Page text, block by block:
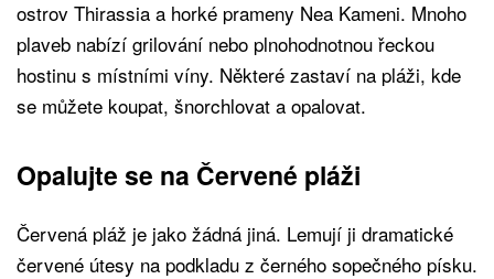
ostrov Thirassia a horké prameny Nea Kameni. Mnoho
plaveb nabízí grilování nebo plnohodnotnou řeckou
hostinu s místními víny. Některé zastaví na pláži, kde
se můžete koupat, šnorchlovat a opalovat.
Opalujte se na Červené pláži
Červená pláž je jako žádná jiná. Lemují ji dramatické
červené útesy na podkladu z černého sopečného písku.